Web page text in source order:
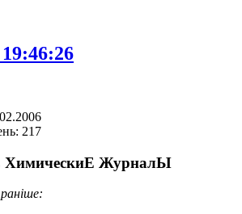
217
ХимическиЕ ЖурналЫ